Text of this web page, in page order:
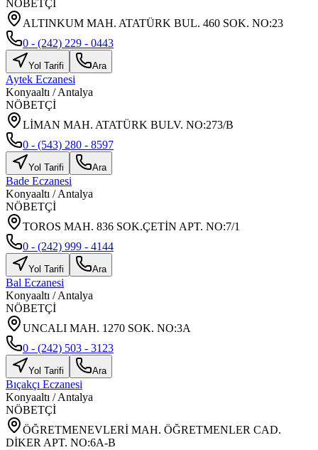
NÖBETÇİ
ALTINKUM MAH. ATATÜRK BUL. 460 SOK. NO:23
0 - (242) 229 - 0443
Yol Tarifi Ara
Aytek Eczanesi
Konyaaltı /Antalya
NÖBETÇİ
LİMAN MAH. ATATÜRK BULV. NO:273/B
0 - (543) 280 - 8597
Yol Tarifi Ara
Bade Eczanesi
Konyaaltı /Antalya
NÖBETÇİ
TOROS MAH. 836 SOK.ÇETİN APT. NO:7/1
0 - (242) 999 - 4144
Yol Tarifi Ara
Bal Eczanesi
Konyaaltı /Antalya
NÖBETÇİ
UNCALI MAH. 1270 SOK. NO:3A
0 - (242) 503 - 3123
Yol Tarifi Ara
Bıçakçı Eczanesi
Konyaaltı /Antalya
NÖBETÇİ
ÖĞRETMENEVLERİ MAH. ÖĞRETMENLER CAD.
DİKER APT. NO:6A-B